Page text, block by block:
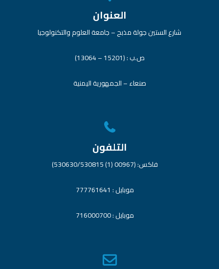
العنوان
شارع الستين جولة مذبح – جامعة العلوم والتكنولوجيا
ص.ب : (15201 – 13064)
صنعاء – الجمهورية اليمنية
التلفون
فاكس: (00967 (1) 530630/530815)
موبايل : 777761641
موبايل : 716000700